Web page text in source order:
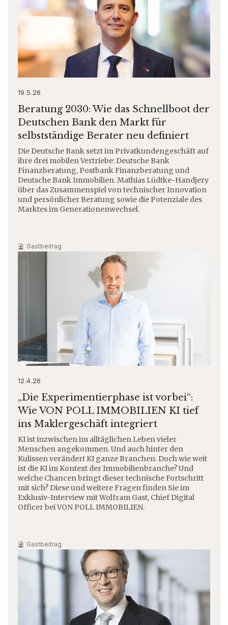
19.5.26
Beratung 2030: Wie das Schnellboot der
Deutschen Bank den Markt für
selbstständige Berater neu definiert
Die Deutsche Bank setzt im Privatkundengeschäft auf
ihre drei mobilen Vertriebe: Deutsche Bank
Finanzberatung, Postbank Finanzberatung und
Deutsche Bank Immobilien. Mathias Lüdtke-Handjery
über das Zusammenspiel von technischer Innovation
und persönlicher Beratung sowie die Potenziale des
Marktes im Generationenwechsel.
Gastbeitrag
12.4.26
„Die Experimentierphase ist vorbei“:
Wie VON POLL IMMOBILIEN KI tief
ins Maklergeschäft integriert
KI ist inzwischen im alltäglichen Leben vieler
Menschen angekommen. Und auch hinter den
Kulissen verändert KI ganze Branchen. Doch wie weit
ist die KI im Kontext der Immobilienbranche? Und
welche Chancen bringt dieser technische Fortschritt
mit sich? Diese und weitere Fragen finden Sie im
Exklusiv-Interview mit Wolfram Gast, Chief Digital
Officer bei VON POLL IMMOBILIEN.
Gastbeitrag